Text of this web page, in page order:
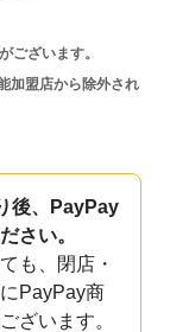
ございます。
加盟店から除外され
後、PayPay
さい。
も、閉店・
PayPay商
ざいます。